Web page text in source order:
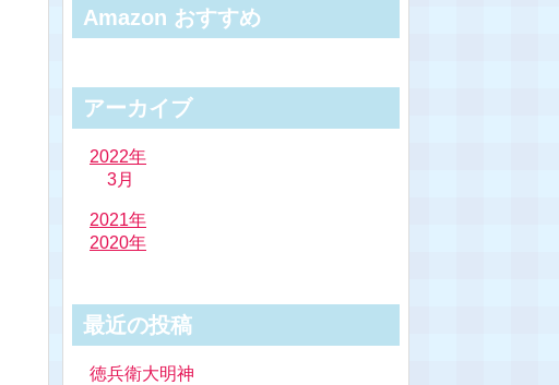
Amazon おすすめ
アーカイブ
2022年
3月
2021年
2020年
最近の投稿
徳兵衛大明神